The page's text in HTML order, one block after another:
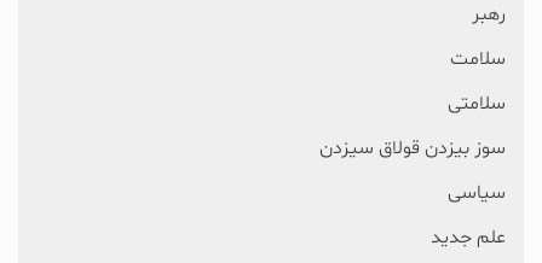
رهبر
سلامت
سلامتی
سوز بیزدن قولاق سیزدن
سیاسی
علم جدید